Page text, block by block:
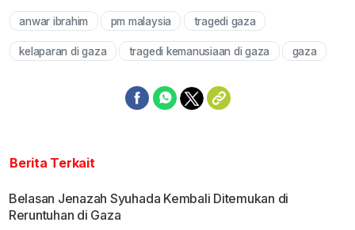
anwar ibrahim pm malaysia tragedi gaza
kelaparan di gaza tragedi kemanusiaan di gaza gaza
Berita Terkait
Belasan Jenazah Syuhada Kembali Ditemukan di
Reruntuhan di Gaza